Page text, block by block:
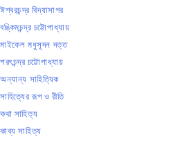
ঈশ্বরচন্দ্র বিদ্যাসাগর
বঙ্কিমচন্দ্র চট্টোপাধ্যায়
মাইকেল মধুসূদন দত্ত
শরৎচন্দ্র চট্টোপাধ্যায়
অন্যান্য সাহিত্যিক
সাহিত্যের রূপ ও রীতি
কথা সাহিত্য
কাব্য সাহিত্য